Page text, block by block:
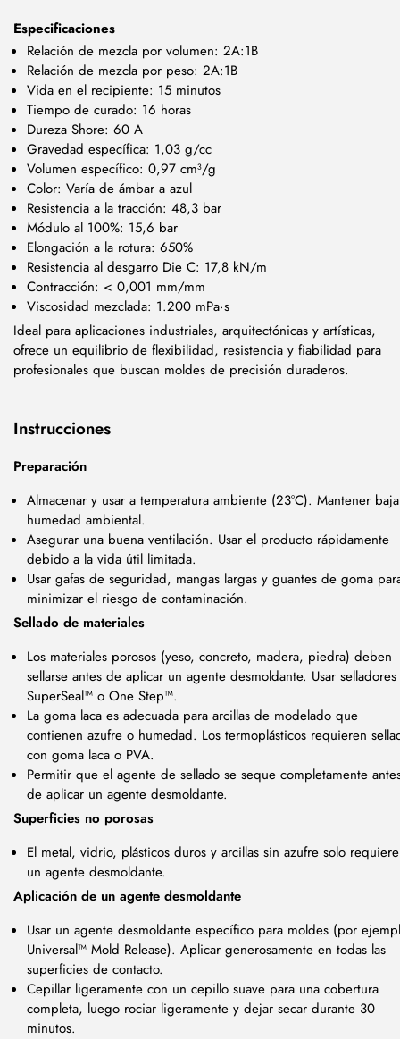
Especificaciones
Relación de mezcla por volumen: 2A:1B
Relación de mezcla por peso: 2A:1B
Vida en el recipiente: 15 minutos
Tiempo de curado: 16 horas
Dureza Shore: 60 A
Gravedad específica: 1,03 g/cc
Volumen específico: 0,97 cm³/g
Color: Varía de ámbar a azul
Resistencia a la tracción: 48,3 bar
Módulo al 100%: 15,6 bar
Elongación a la rotura: 650%
Resistencia al desgarro Die C: 17,8 kN/m
Contracción: < 0,001 mm/mm
Viscosidad mezclada: 1.200 mPa·s
Ideal para aplicaciones industriales, arquitectónicas y artísticas,
ofrece un equilibrio de flexibilidad, resistencia y fiabilidad para
profesionales que buscan moldes de precisión duraderos.
Instrucciones
Preparación
Almacenar y usar a temperatura ambiente (23°C). Mantener
humedad ambiental.
Asegurar una buena ventilación. Usar el producto rápidamente
debido a la vida útil limitada.
Usar gafas de seguridad, mangas largas y guantes de goma
minimizar el riesgo de contaminación.
Sellado de materiales
Los materiales porosos (yeso, concreto, madera, piedra) deben
sellarse antes de aplicar un agente desmoldante. Usar selladores
SuperSeal™ o One Step™.
La goma laca es adecuada para arcillas de modelado que
contienen azufre o humedad. Los termoplásticos requieren
con goma laca o PVA.
Permitir que el agente de sellado se seque completamente
de aplicar un agente desmoldante.
Superficies no porosas
El metal, vidrio, plásticos duros y arcillas sin azufre solo
un agente desmoldante.
Aplicación de un agente desmoldante
Usar un agente desmoldante específico para moldes (por
Universal™ Mold Release). Aplicar generosamente en todas las
superficies de contacto.
Cepillar ligeramente con un cepillo suave para una cobertura
completa, luego rociar ligeramente y dejar secar durante 30
minutos.